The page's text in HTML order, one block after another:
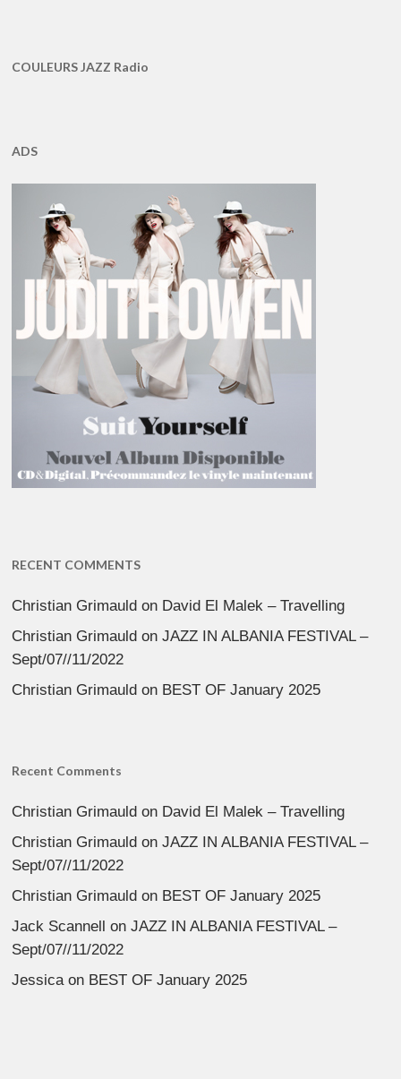
COULEURS JAZZ Radio
ADS
RECENT COMMENTS
Christian Grimauld on David El Malek – Travelling
Christian Grimauld onJAZZ IN ALBANIA FESTIVAL –
Sept/07//11/2022
Christian Grimauld on BEST OF January 2025
Recent Comments
Christian Grimauld on David El Malek – Travelling
Christian Grimauld onJAZZ IN ALBANIA FESTIVAL –
Sept/07//11/2022
Christian Grimauld on BEST OF January 2025
Jack Scannell
onJAZZ IN ALBANIA FESTIVAL –
Sept/07//11/2022
Jessicaon BEST OF January 2025